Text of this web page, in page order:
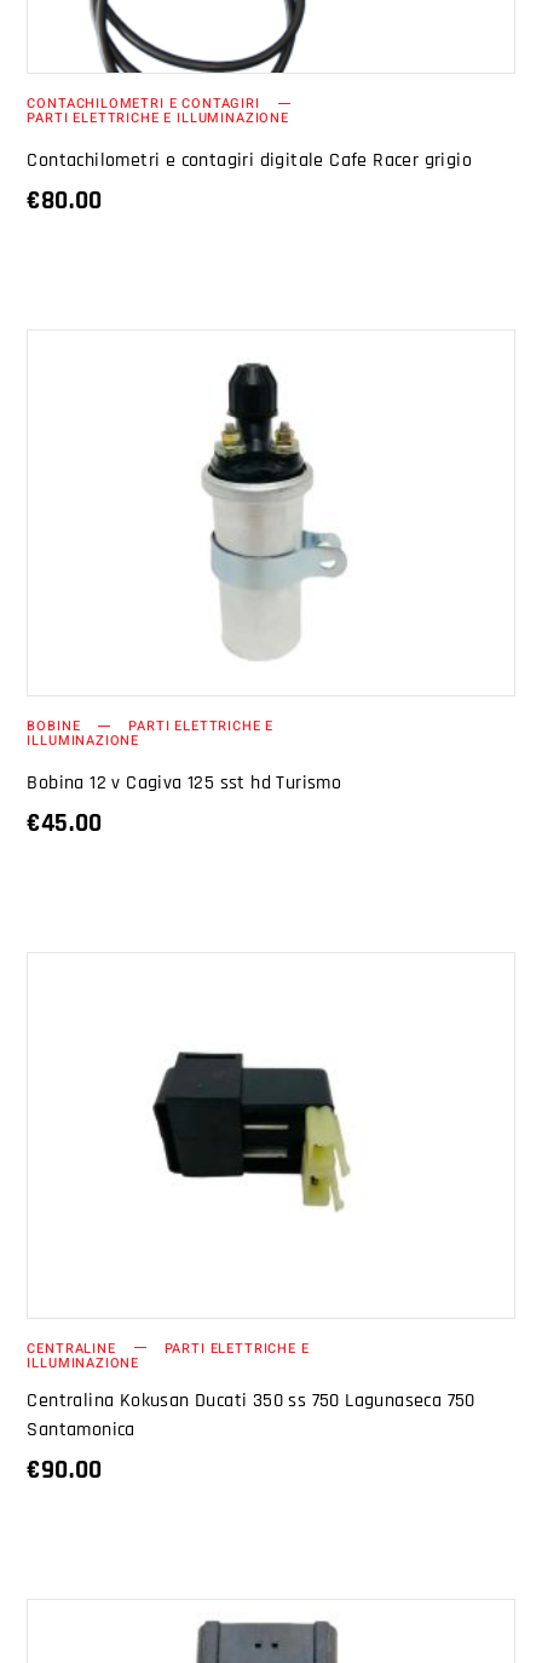
CONTACHILOMETRI E CONTAGIRI
PARTI ELETTRICHE E ILLUMINAZIONE
Contachilometri e contagiri digitale Cafe Racer grigio
€80.00
BOBINE PARTI ELETTRICHE E
ILLUMINAZIONE
Bobina 12 v Cagiva 125 sst hd Turismo
€45.00
AGGIUNGI AL CARRELLO
CENTRALINE PARTI ELETTRICHE E
ILLUMINAZIONE
Centralina Kokusan Ducati 350 ss 750 Lagunaseca 750
Santamonica
€90.00